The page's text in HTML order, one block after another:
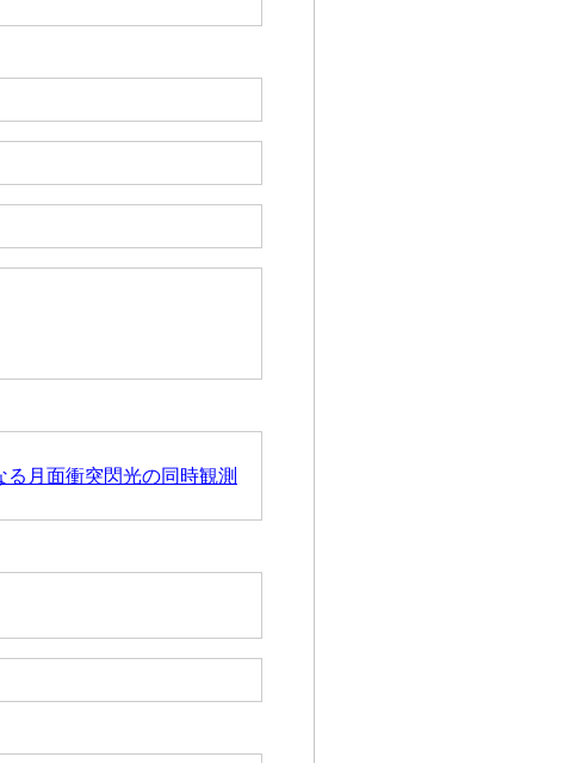
月面衝突閃光の同時観測